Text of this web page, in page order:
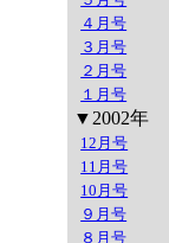
４月号
３月号
２月号
１月号
▼2002年
12月号
11月号
10月号
９月号
８月号